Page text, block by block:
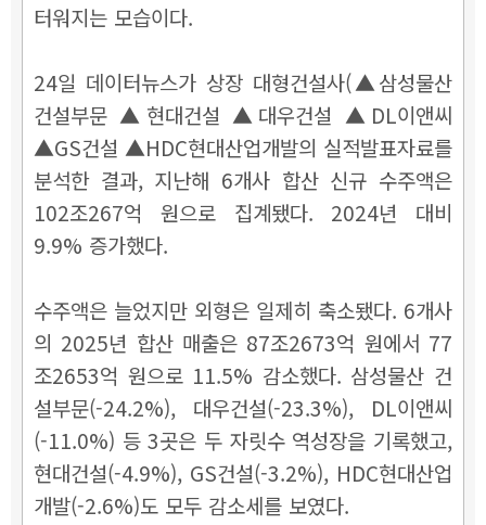
터워지는 모습이다.
24일 데이터뉴스가 상장 대형건설사(▲삼성물산
건설부문 ▲현대건설 ▲대우건설 ▲DL이앤씨
▲GS건설 ▲HDC현대산업개발의 실적발표자료를
분석한 결과, 지난해 6개사 합산 신규 수주액은
102조267억 원으로 집계됐다. 2024년 대비
9.9% 증가했다.
수주액은 늘었지만 외형은 일제히 축소됐다. 6개사
의 2025년 합산 매출은 87조2673억 원에서 77
조2653억 원으로 11.5% 감소했다. 삼성물산 건
설부문(-24.2%), 대우건설(-23.3%), DL이앤씨
(-11.0%) 등 3곳은 두 자릿수 역성장을 기록했고,
현대건설(-4.9%), GS건설(-3.2%), HDC현대산업
개발(-2.6%)도 모두 감소세를 보였다.